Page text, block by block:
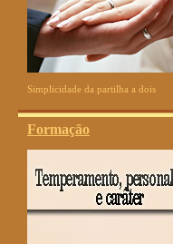
Simplicidade da partilha a dois
Formação